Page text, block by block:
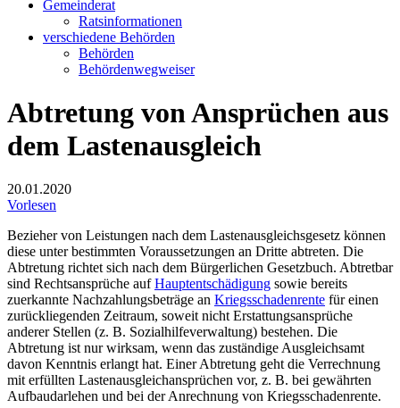
Gemeinderat
Ratsinformationen
verschiedene Behörden
Behörden
Behördenwegweiser
Abtretung von Ansprüchen aus
dem Lastenausgleich
20.01.2020
Vorlesen
Bezieher von Leistungen nach dem Lastenausgleichsgesetz können
diese unter bestimmten Voraussetzungen an Dritte abtreten. Die
Abtretung richtet sich nach dem Bürgerlichen Gesetzbuch. Abtretbar
sind Rechtsansprüche aufHauptentschädigung sowie bereits
zuerkannte Nachzahlungsbeträge an Kriegsschadenrente für einen
zurückliegenden Zeitraum, soweit nicht Erstattungsansprüche
anderer Stellen (z. B. Sozialhilfeverwaltung) bestehen. Die
Abtretung ist nur wirksam, wenn das zuständige Ausgleichsamt
davon Kenntnis erlangt hat. Einer Abtretung geht die Verrechnung
mit erfüllten Lastenausgleichansprüchen vor, z. B. bei gewährten
Aufbaudarlehen und bei der Anrechnung von Kriegsschadenrente.